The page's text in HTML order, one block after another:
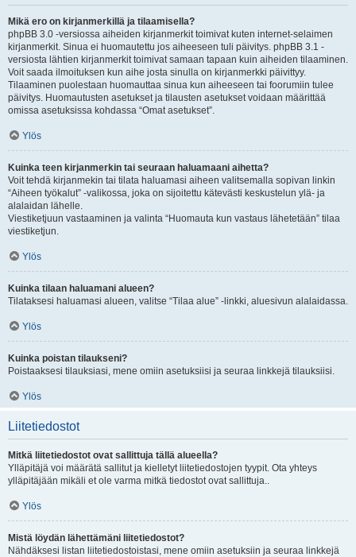
Mikä ero on kirjanmerkillä ja tilaamisella?
phpBB 3.0 -versiossa aiheiden kirjanmerkit toimivat kuten internet-selaimen
kirjanmerkit. Sinua ei huomautettu jos aiheeseen tuli päivitys. phpBB 3.1 -
versiosta lähtien kirjanmerkit toimivat samaan tapaan kuin aiheiden tilaaminen.
Voit saada ilmoituksen kun aihe josta sinulla on kirjanmerkki päivittyy.
Tilaaminen puolestaan huomauttaa sinua kun aiheeseen tai foorumiin tulee
päivitys. Huomautusten asetukset ja tilausten asetukset voidaan määrittää
omissa asetuksissa kohdassa “Omat asetukset”.
Ylös
Kuinka teen kirjanmerkin tai seuraan haluamaani aihetta?
Voit tehdä kirjanmekin tai tilata haluamasi aiheen valitsemalla sopivan linkin
“Aiheen työkalut” -valikossa, joka on sijoitettu kätevästi keskustelun ylä- ja
alalaidan lähelle.
Viestiketjuun vastaaminen ja valinta “Huomauta kun vastaus lähetetään” tilaa
viestiketjun.
Ylös
Kuinka tilaan haluamani alueen?
Tilataksesi haluamasi alueen, valitse “Tilaa alue” -linkki, aluesivun alalaidassa.
Ylös
Kuinka poistan tilaukseni?
Poistaaksesi tilauksiasi, mene omiin asetuksiisi ja seuraa linkkejä tilauksiisi.
Ylös
Liitetiedostot
Mitkä liitetiedostot ovat sallittuja tällä alueella?
Ylläpitäjä voi määrätä sallitut ja kielletyt liitetiedostojen tyypit. Ota yhteys
ylläpitäjään mikäli et ole varma mitkä tiedostot ovat sallittuja..
Ylös
Mistä löydän lähettämäni liitetiedostot?
Nähdäksesi listan liitetiedostoistasi, mene omiin asetuksiin ja seuraa linkkejä